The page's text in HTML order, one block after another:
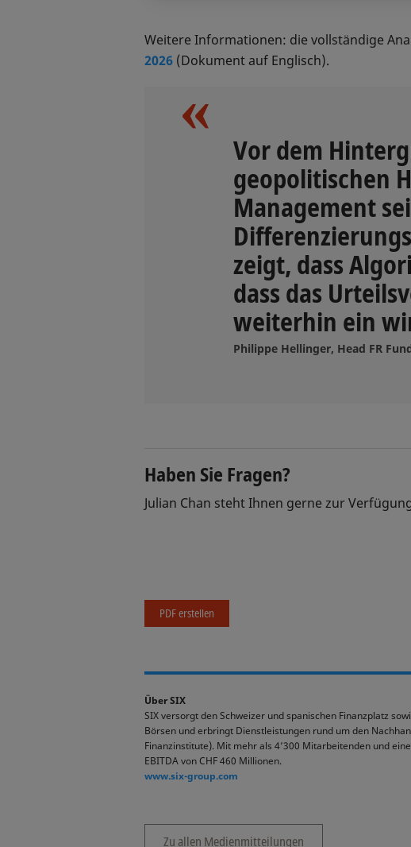
Weitere Informationen: die vollständige
2026 (Dokument auf Englisch).
Vor dem
geopolitischen
Management
zeigt, dass
dass das
weiterhin ein
Philippe Hellinger, Head FR
Haben Sie Fragen?
Julian Chan steht Ihnen gerne zur
PDF erstellen
Über SIX
SIX versorgt den Schweizer und spanischen Finanzplatz
Börsen und erbringt Dienstleistungen rund um den
Finanzinstitute). Mit mehr als 4’300 Mitarbeitenden und
EBITDA von CHF 460 Millionen.
www.six-group.com
Zu allen Medienmitteilungen